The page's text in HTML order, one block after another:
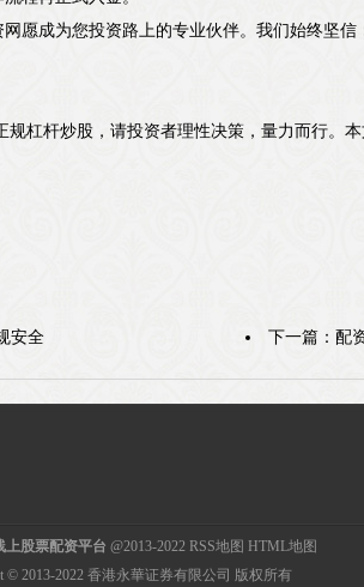
愿成为您投资路上的专业伙伴。我们始终坚
杠杆炒股，请投资者理性决策，量力而行。
安全 下一篇： 配
上股票配资平台 @2013-2022 RSS地图 HTML地图
© 2013-2022 香港永華证券有限公司 版权所有